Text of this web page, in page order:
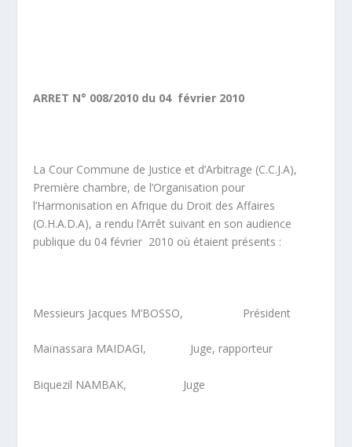
ARRET N° 008/2010 du 04 février 2010
La Cour Commune de Justice et d’Arbitrage (C.C.J.A),
Première chambre, de l’Organisation pour
l’Harmonisation en Afrique du Droit des Affaires
(O.H.A.D.A), a rendu l’Arrêt suivant en son audience
publique du 04 février 2010 où étaient présents :
Messieurs Jacques M’BOSSO, Président
Maïnassara MAIDAGI, Juge, rapporteur
Biquezil NAMBAK, Juge